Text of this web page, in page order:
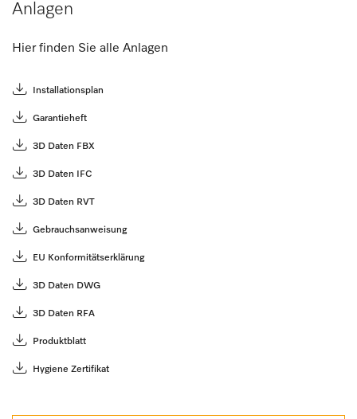
Anlagen
Hier finden Sie alle Anlagen
Installationsplan
Garantieheft
3D Daten FBX
3D Daten IFC
3D Daten RVT
Gebrauchsanweisung
EU Konformitätserklärung
3D Daten DWG
3D Daten RFA
Produktblatt
Hygiene Zertifikat